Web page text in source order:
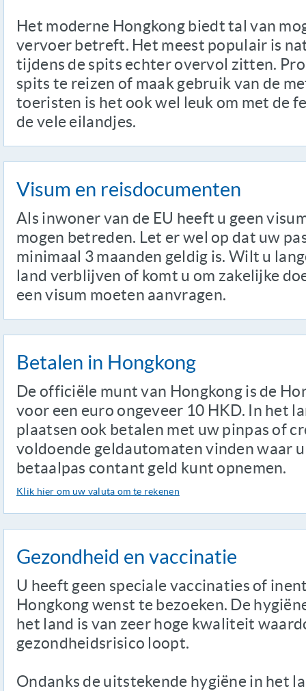
Het moderne Hongkong biedt tal van
vervoer betreft. Het meest populair is
tijdens de spits echter overvol zitten.
spits te reizen of maak gebruik van de
toeristen is het ook wel leuk om met de
de vele eilandjes.
Visum en reisdocumenten
Als inwoner van de EU heeft u geen
mogen betreden. Let er wel op dat uw
minimaal 3 maanden geldig is. Wilt u
land verblijven of komt u om zakelijke
een visum moeten aanvragen.
Betalen in Hongkong
De officiële munt van Hongkong is de
voor een euro ongeveer 10 HKD. In het
plaatsen ook betalen met uw pinpas of
voldoende geldautomaten vinden waar
betaalpas contant geld kunt opnemen.
Klik hier om uw valuta om te rekenen
Gezondheid en vaccinatie
U heeft geen speciale vaccinaties of
Hongkong wenst te bezoeken. De
het land is van zeer hoge kwaliteit
gezondheidsrisico loopt.
Ondanks de uitstekende hygiëne in het